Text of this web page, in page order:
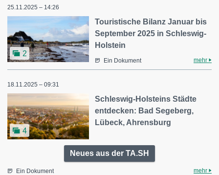
25.11.2025 – 14:26
2
Touristische Bilanz Januar bis
September 2025 in Schleswig-
Holstein
Ein Dokument mehr
18.11.2025 – 09:31
4
Schleswig-Holsteins Städte
entdecken: Bad Segeberg,
Lübeck, Ahrensburg
Neues aus der TA.SH
Ein Dokument mehr